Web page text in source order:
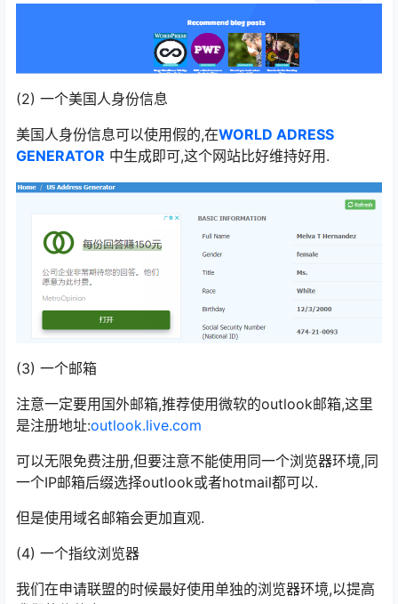
(2) 一个美国人身份信息
美国人身份信息可以使用假的,在WORLD ADRESS
GENERATOR 中生成即可,这个网站比好维持好用.
(3) 一个邮箱
注意一定要用国外邮箱,推荐使用微软的outlook邮箱,这里
是注册地址:outlook.live.com
可以无限免费注册,但要注意不能使用同一个浏览器环境,同
一个IP邮箱后缀选择outlook或者hotmail都可以.
但是使用域名邮箱会更加直观.
(4) 一个指纹浏览器
我们在申请联盟的时候最好使用单独的浏览器环境,以提高